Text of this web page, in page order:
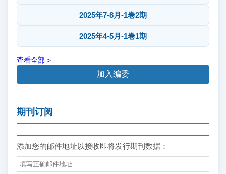
2025年7-8月-1卷2期
2025年4-5月-1卷1期
查看全部 >
加入编委
期刊订阅
添加您的邮件地址以接收即将发行期刊数据：